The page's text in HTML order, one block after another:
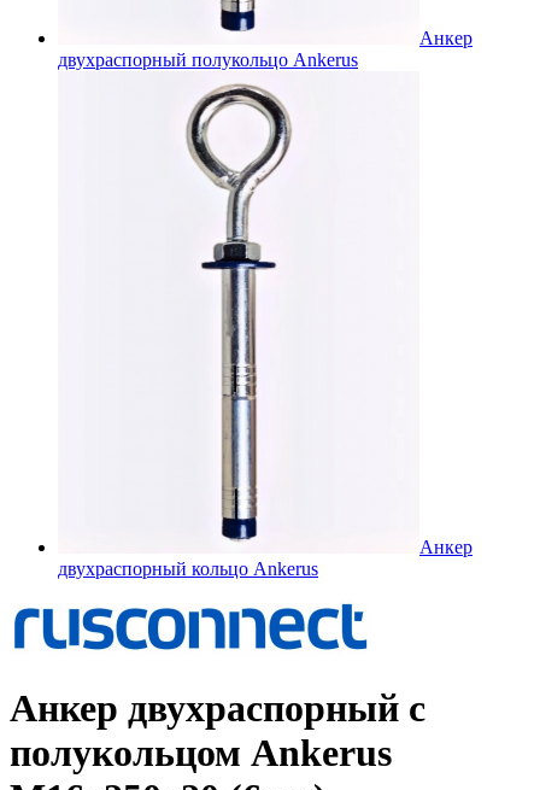
Анкер
двухраспорный полукольцо Ankerus
Анкер
двухраспорный кольцо Ankerus
Анкер двухраспорный с
полукольцом Ankerus